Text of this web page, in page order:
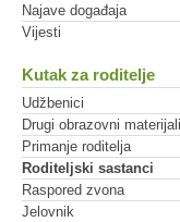
Najave događaja
Vijesti
Kutak za roditelje
Udžbenici
Drugi obrazovni materijali
Primanje roditelja
Roditeljski sastanci
Raspored zvona
Jelovnik